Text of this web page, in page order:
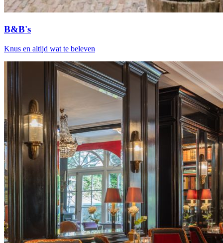
B&B's
Knus en altijd wat te beleven